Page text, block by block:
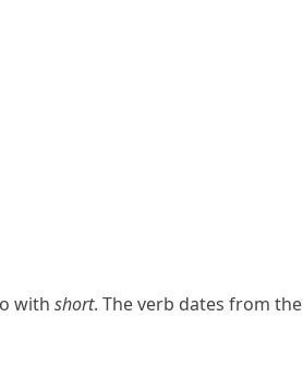
with short. The verb dates from the